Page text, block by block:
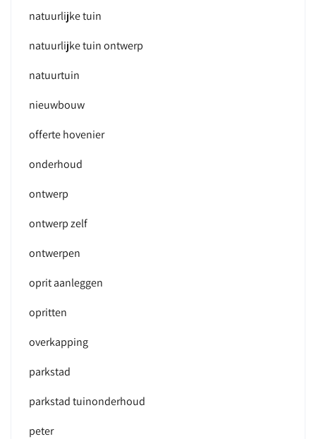
natuurlijke tuin
natuurlijke tuin ontwerp
natuurtuin
nieuwbouw
offerte hovenier
onderhoud
ontwerp
ontwerp zelf
ontwerpen
oprit aanleggen
opritten
overkapping
parkstad
parkstad tuinonderhoud
peter